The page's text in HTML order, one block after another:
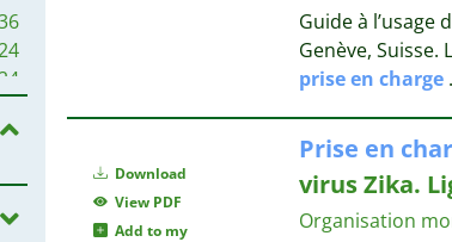
5
4
4
4
3
3
3
24
21
19
Guide à l’usage
Genève,
prise en charge
Download
View PDF
Add to my
Prise en
virus Zika.
Organisation